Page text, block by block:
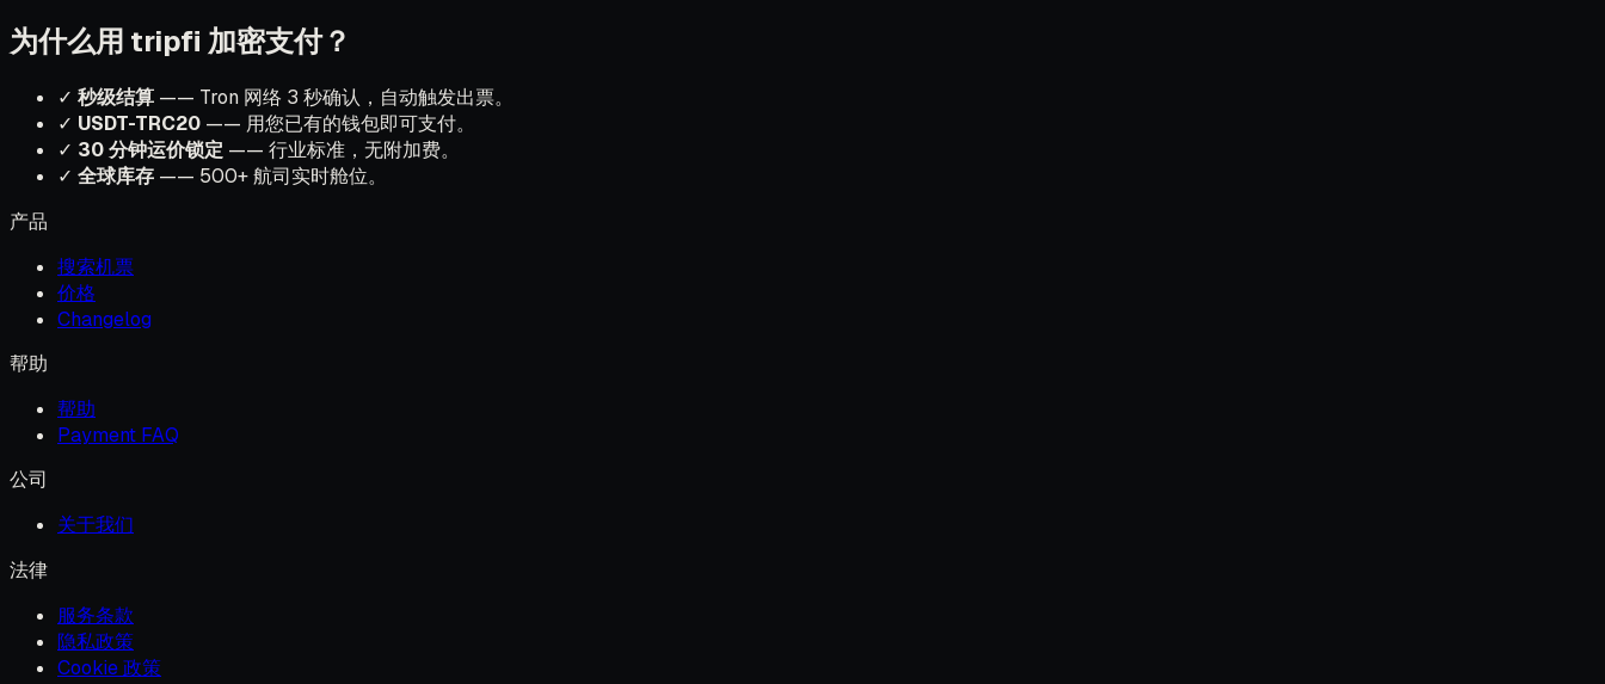
为什么用 tripfi 加密支付？
✓ 秒级结算 —— Tron 网络 3 秒确认，自动触发出票。
✓ USDT-TRC20 —— 用您已有的钱包即可支付。
✓ 30 分钟运价锁定 —— 行业标准，无附加费。
✓ 全球库存 —— 500+ 航司实时舱位。
产品
搜索机票
价格
Changelog
帮助
帮助
Payment FAQ
公司
关于我们
法律
服务条款
隐私政策
Cookie 政策